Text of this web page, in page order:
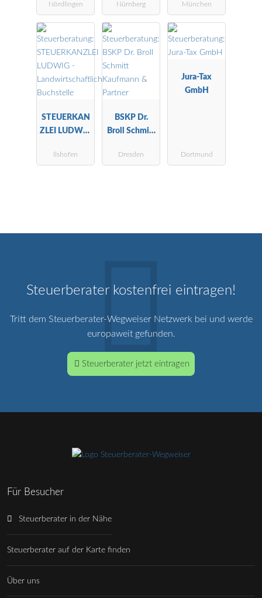
Nördlingen Nürnberg
Fachberaterin
für
Unternehmen
snachfolge
München
STEUERKAN
ZLEI LUDWIG
Landwirtscha
Ilshofen
BSKP Dr.
Broll Schmitt
Partner
Dresden
Jura-Tax
GmbH
Dortmund
Steuerberater kostenfrei eintragen!
Tritt dem Steuerberater-Wegweiser Netzwerk bei und werde
europaweit gefunden.
Steuerberater jetzt eintragen
Für Besucher
Steuerberater in der Nähe
Steuerberater auf der Karte finden
Über uns